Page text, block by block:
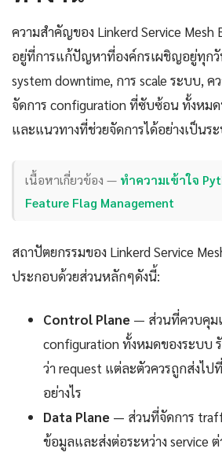
ความสำคัญของ Linkerd Service Mesh
อยู่ที่การแก้ปัญหาที่องค์กรเผชิญอยู่ทุกวั
system downtime, การ scale ระบบ,
จัดการ configuration ที่ซับซ้อน ทั้งหมด
และแนวทางที่ช่วยจัดการได้อย่างเป็นร
เนื้อหาเกี่ยวข้อง — ทำความเข้าใจ
Feature Flag Management
สถาปัตยกรรมของ Linkerd Service
ประกอบด้วยส่วนหลักๆดังนี้:
Control Plane — ส่วนที่ควบคุม
configuration ทั้งหมดของระบบ
ว่า request แต่ละตัวควรถูกส่งไป
อย่างไร
Data Plane — ส่วนที่จัดการ
ข้อมูลและส่งต่อระหว่าง service